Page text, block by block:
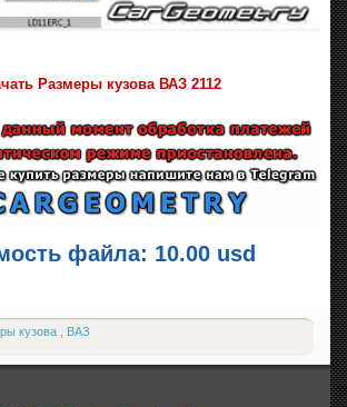
Размеры кузова ВАЗ 2112
файла: 10.00 usd
кузова ВАЗ